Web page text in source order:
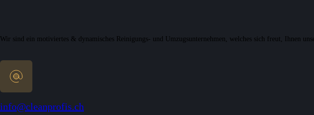
Wir sind ein motiviertes & dynamisches Reinigungs- und Umzugsunternehmen, welches sich freut, Ihnen
info@cleanprofis.ch